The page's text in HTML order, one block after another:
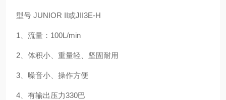
型号 JUNIOR II或JII3E-H
1、流量：100L/min
2、体积小、重量轻、坚固耐用
3、噪音小、操作方便
4、有输出压力330巴